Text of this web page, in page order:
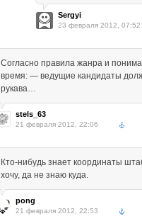
Sergyi
23 февраля 2012, 07:52
Согласно правила жанра и
время: — ведущие кандидаты
рукава…
stels_63
21 февраля 2012, 22:06
Кто-нибудь знает координаты
хочу, да не знаю куда.
pong
21 февраля 2012, 22:53